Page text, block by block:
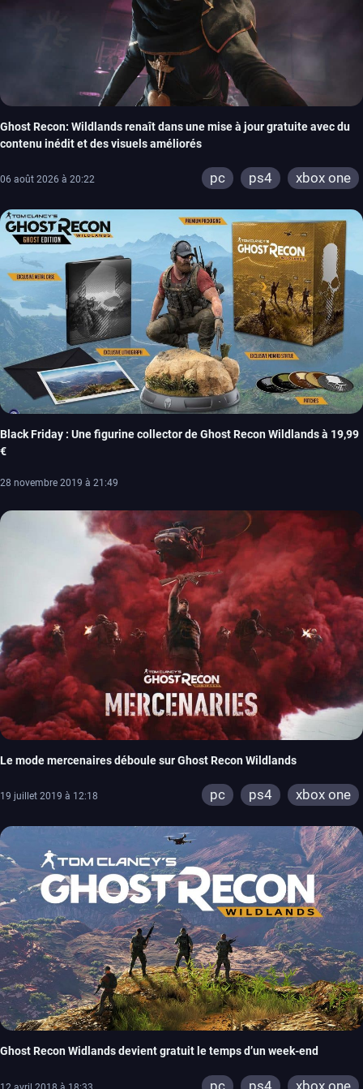
Ghost Recon: Wildlands renaît dans une mise à jour gratuite avec du
contenu inédit et des visuels améliorés
06 août 2026 à 20:22 pc ps4 xbox one
Black Friday : Une figurine collector de Ghost Recon Wildlands à 19,99
€
28 novembre 2019 à 21:49
Le mode mercenaires déboule sur Ghost Recon Wildlands
19 juillet 2019 à 12:18 pc ps4 xbox one
Ghost Recon Widlands devient gratuit le temps d’un week-end
pc ps4 xbox one